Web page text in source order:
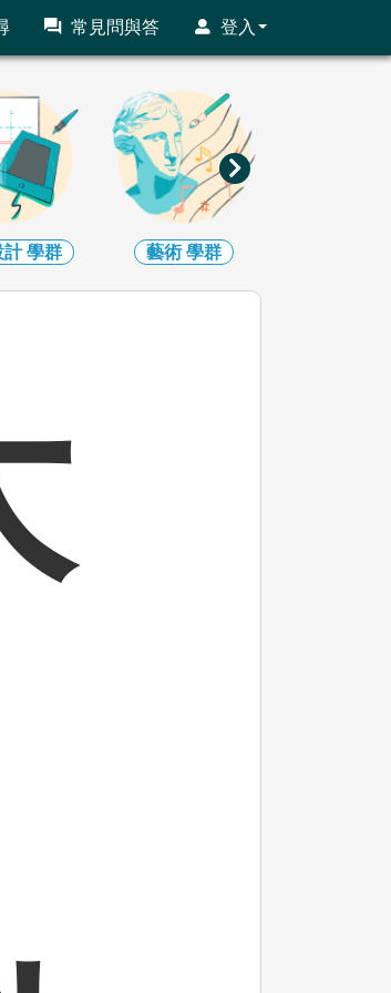
常見問與答 登入
計學群 藝術 學群